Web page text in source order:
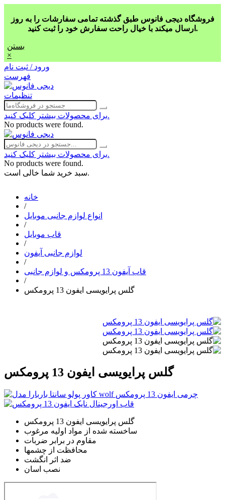
فروشگاه دیجی فانوس طبق گذشته تمامی سفارشات را به روز
ارسال میکند با خیال راحت سفارش خود را ثبت کنید.
بستن
×
ورود / ثبت نام
فهرست
تنظیمات
برای محصولات بیشتر کلیک کنید.
No products were found.
برای محصولات بیشتر کلیک کنید.
No products were found.
سبد خرید شما خالی است.
خانه
/
انواع لوازم جانبی موبایل
/
قاب موبایل
/
لوازم جانبی آیفون
/
قاب آیفون 13 پرومکس و لوازم جانبی
/
گلس پرایویسی ایفون 13 پرومکس
گلس پرایویسی ایفون 13 پرومکس
گلس پرایویسی ایفون 13 پرومکس
ساخسته شده از مواد اولیه مرغوب
مقاوم در برابر ضربات
محافظت از چشمها
ضد اثر انگشت
نصب اسان